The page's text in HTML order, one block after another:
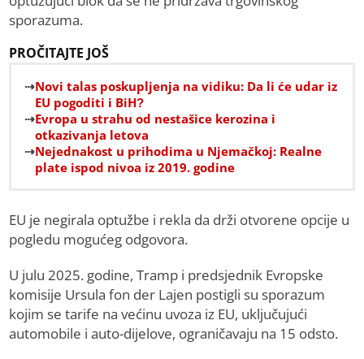
sporazuma.
PROČITAJTE JOŠ
Novi talas poskupljenja na vidiku: Da li će udar iz
EU pogoditi i BiH?
Evropa u strahu od nestašice kerozina i
otkazivanja letova
Nejednakost u prihodima u Njemačkoj: Realne
plate ispod nivoa iz 2019. godine
EU je negirala optužbe i rekla da drži otvorene opcije u
pogledu mogućeg odgovora.
U julu 2025. godine, Tramp i predsjednik Evropske
komisije Ursula fon der Lajen postigli su sporazum
kojim se tarife na većinu uvoza iz EU, uključujući
automobile i auto-dijelove, ograničavaju na 15 odsto.